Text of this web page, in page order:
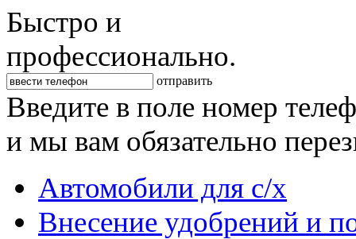
Быстро и
профессионально.
отправить
Введите в поле номер
и мы вам обязательно
Автомобили для с/х
Внесение удобрений и